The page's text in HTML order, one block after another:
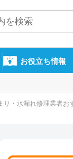
お役立ち情報
り・水漏れ修理業者